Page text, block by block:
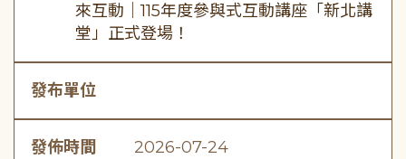
來互動｜115年度參與式互動講座「新北講
堂」正式登場！
發布單位
發佈時間 2026-07-24